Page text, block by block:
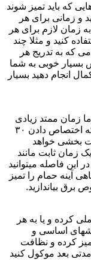
که باید تمیز شوند
و زمانی برای هر
زمان لازم برای هر
کنید و مثلا چند
که به تدریج هر
خوبی به شما
انجام دهید بسیار
زمان ممتد زیادی
در اختیار داشته باشید.در حقیقت خواهید دید که اختصاص دادن ۳۰
بخشی خواهد
زمان ثابت مانند
این فاصله میتوانید
آینه حمام را تمیز
برق بیاندازید.
کرده و یا به هر
اساسی و
کرده و نظافت
بعد موکول کنید